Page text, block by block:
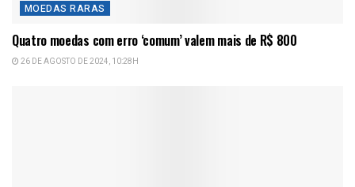
MOEDAS RARAS
Quatro moedas com erro ‘comum’ valem mais de R$ 800
26 DE AGOSTO DE 2024, 10:28H